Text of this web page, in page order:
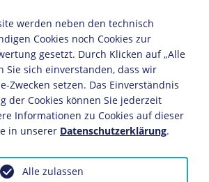
(1903-1970)
in folgende LeMO-Seite:
werden neben den technisch
Cookies noch Cookies zur
gesetzt. Durch Klicken auf „Alle
Sie sich einverstanden, dass wir
Zwecken setzen. Das Einverständnis
der Cookies können Sie jederzeit
Informationen zu Cookies auf dieser
in unserer Datenschutzerklärung.
Alle zulassen